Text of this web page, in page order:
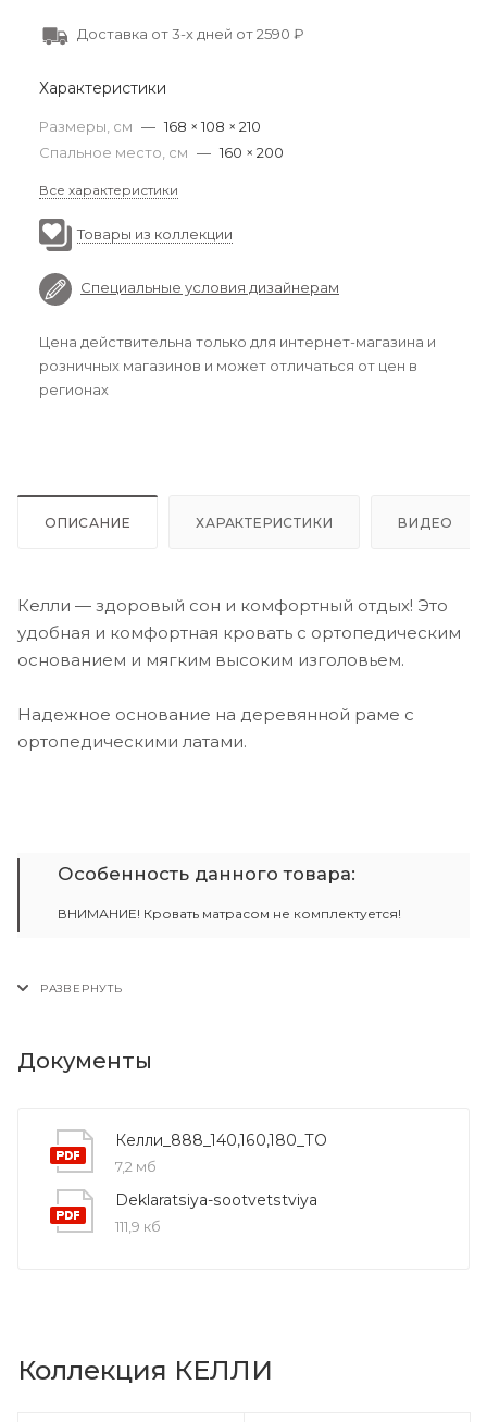
Доставка от 3-х дней от 2590 ₽
Характеристики
Размеры, см — 168 × 108 × 210
Спальное место, см — 160 × 200
Все характеристики
Товары из коллекции
Специальные условия дизайнерам
Цена действительна только для интернет-магазина и
розничных магазинов и может отличаться от цен в
регионах
ОПИСАНИЕ ХАРАКТЕРИСТИКИ ВИДЕО
Келли — здоровый сон и комфортный отдых! Это
удобная и комфортная кровать с ортопедическим
основанием и мягким высоким изголовьем.
Надежное основание на деревянной раме с
ортопедическими латами.
Особенность данного товара:
ВНИМАНИЕ! Кровать матрасом не комплектуется!
Документы
Келли_888_140,160,180_ТО
7,2 мб
Deklaratsiya-sootvetstviya
111,9 кб
Коллекция КЕЛЛИ